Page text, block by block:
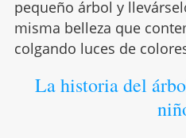
pequeño árbol y
misma belleza que
colgando luces de
La historia del